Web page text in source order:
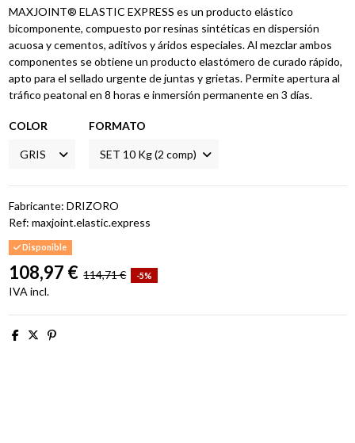
MAXJOINT® ELASTIC EXPRESS es un producto elástico
bicomponente, compuesto por resinas sintéticas en dispersión
acuosa y cementos, aditivos y áridos especiales. Al mezclar ambos
componentes se obtiene un producto elastómero de curado rápido,
apto para el sellado urgente de juntas y grietas. Permite apertura al
tráfico peatonal en 8 horas e inmersión permanente en 3 días.
COLOR FORMATO
Fabricante: DRIZORO
Ref: maxjoint.elastic.express
Disponible
108,97 € 114,71 € -5%
IVA incl.